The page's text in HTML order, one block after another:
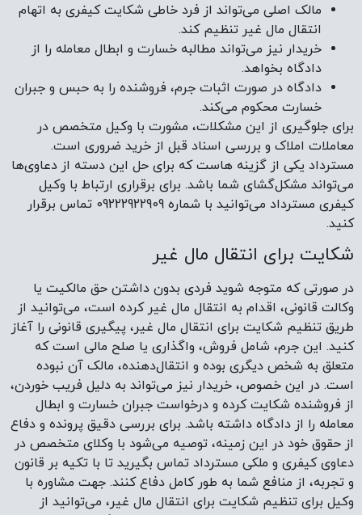
مالک اصلی می‌تواند از فرد خاطی شکایت کیفری به اتهام
انتقال مال غیر تنظیم کند.
خریدار نیز می‌تواند مطالبه خسارت و ابطال معامله را از
دادگاه بخواهد.
دادگاه در صورت اثبات جرم، فروشنده را به حبس و جبران
خسارت محکوم می‌کند.
برای جلوگیری از این مشکلات، مشورت با وکیل متخصص در
معاملات املاک و بررسی اسناد قبل از خرید ضروری است.
مسترداد یکی از گزینه هاست که برای حل این دسته از دعاوی‌ها
می‌تواند مشکل‌گشای شما باشد. برای برقراری ارتباط با وکیل
کیفری مسترداد می‌توانید با شماره 09222922909 تماس برقرار
کنید.
شکایت برای انتقال مال غیر
در صورتی که متوجه شوید فردی بدون داشتن حق مالکیت یا
وکالت قانونی، اقدام به انتقال مال غیر کرده است، می‌توانید از
طریق تنظیم شکایت برای انتقال مال غیر، پیگیری قانونی را آغاز
کنید. این جرم، شامل فروش، واگذاری یا صلح مالی است که
متعلق به شخص دیگری بوده و انتقال‌دهنده، مالک آن نبوده
است. در این خصوص، خریدار نیز می‌تواند به دلیل فریب خوردن،
از فروشنده شکایت کرده و درخواست جبران خسارت و ابطال
معامله را از دادگاه داشته باشد. برای بررسی دقیق پرونده و دفاع
از حقوق خود در این زمینه، توصیه می‌شود با وکلای متخصص در
دعاوی کیفری و ملکی مسترداد تماس بگیرید تا با تکیه بر قانون
و تجربه، از منافع شما به طور کامل دفاع کنند. جهت مشاوره با
وکیل برای تنظیم شکایت برای انتقال مال غیر، می‌توانید از